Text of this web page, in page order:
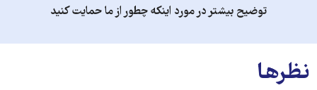
توضیح بیشتر در مورد اینکه چطور از ما حمایت کنید
نظرها